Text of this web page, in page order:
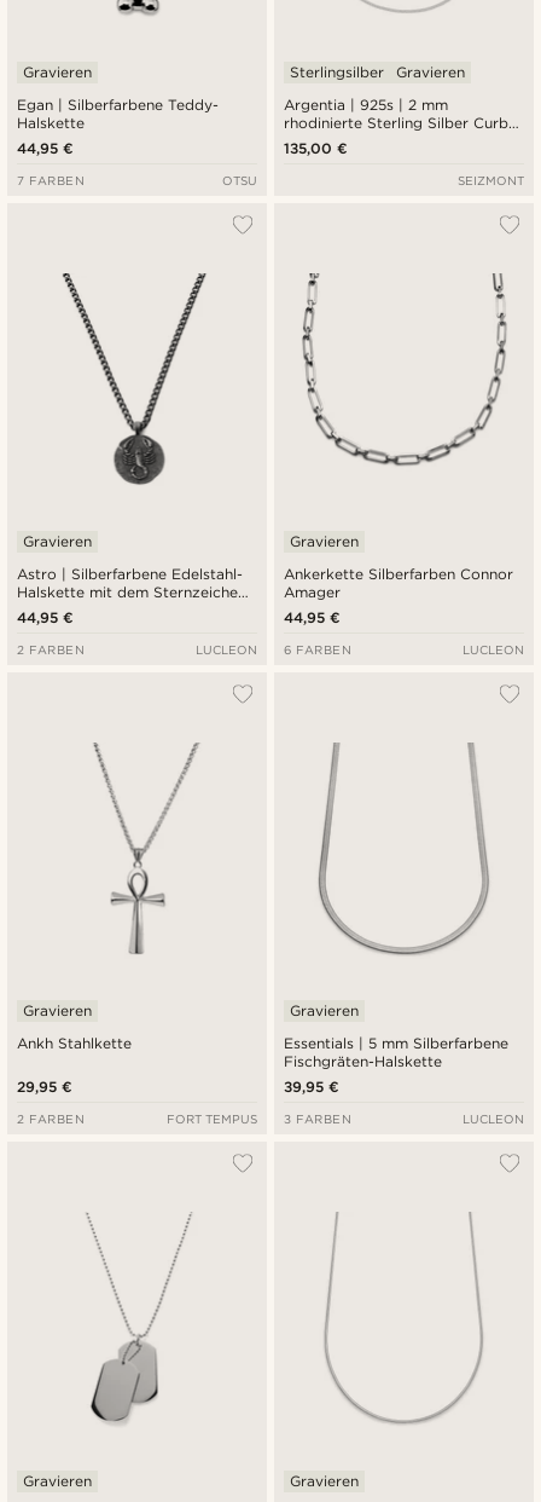
Egan | Silberfarbene Teddy-
Halskette
Gravieren
44,95 €
7 FARBEN OTSU
Argentia | 925s | 2 mm
rhodinierte Sterling Silber Curb
Kette Halskette
Sterlingsilber Gravieren
135,00 €
SEIZMONT
Astro | Silberfarbene Edelstahl-
Halskette mit dem Sternzeichen:
Skorpion
Gravieren
44,95 €
2 FARBEN LUCLEON
Ankerkette Silberfarben Connor
Amager
Gravieren
44,95 €
6 FARBEN LUCLEON
Ankh Stahlkette
Gravieren
29,95 €
2 FARBEN FORT TEMPUS
Essentials | 5 mm Silberfarbene
Fischgräten-Halskette
Gravieren
39,95 €
3 FARBEN LUCLEON
Gravieren Gravieren